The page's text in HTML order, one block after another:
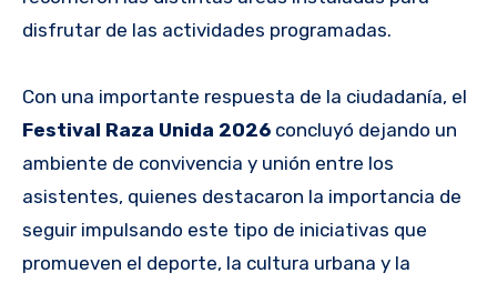
disfrutar de las actividades programadas.
Con una importante respuesta de la ciudadanía, el
Festival Raza Unida 2026 concluyó dejando un
ambiente de convivencia y unión entre los
asistentes, quienes destacaron la importancia de
seguir impulsando este tipo de iniciativas que
promueven el deporte, la cultura urbana y la